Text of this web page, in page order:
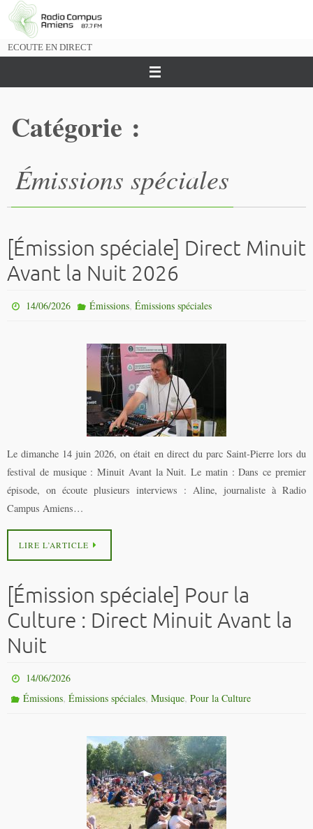
Passer
vers
ECOUTE EN DIRECT
Catégorie :
Émissions spéciales
[Émission spéciale] Direct Minuit
Avant la Nuit 2026
14/06/2026 Émissions, Émissions spéciales
Le dimanche 14 juin 2026, on était en direct du parc Saint-Pierre lors du
festival de musique : Minuit Avant la Nuit. Le matin : Dans ce premier
épisode, on écoute plusieurs interviews : Aline, journaliste à Radio
Campus Amiens…
LIRE L’ARTICLE
[Émission spéciale] Pour la
Culture : Direct Minuit Avant la
Nuit
14/06/2026
Émissions,Émissions spéciales,Musique,Pour la Culture